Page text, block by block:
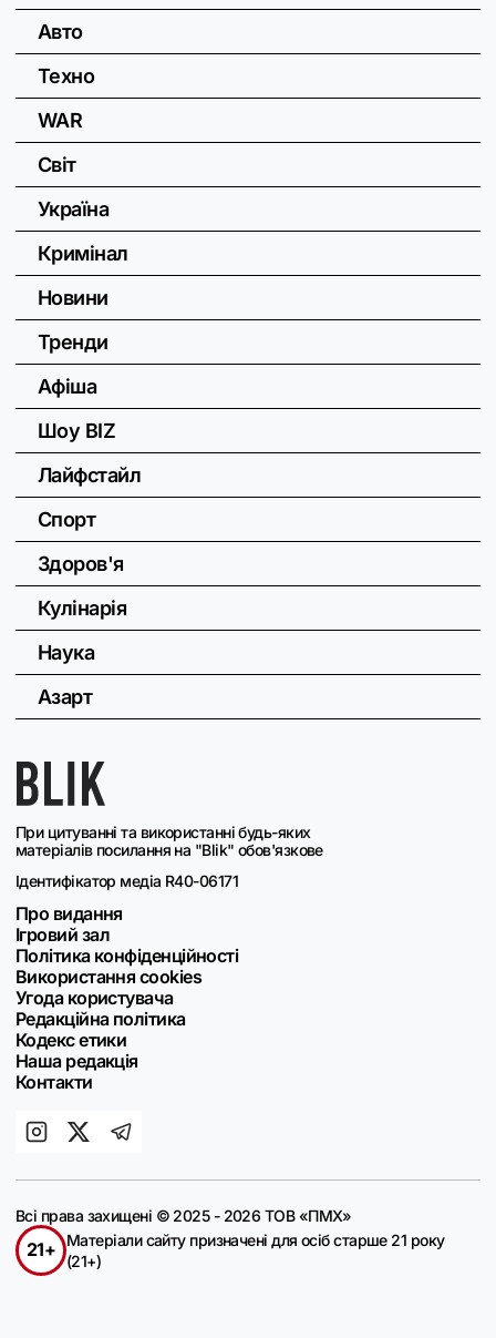
При цитуванні та використанні будь-яких
матеріалів посилання на "Blik" обов'язкове
Ідентифікатор медіа R40-06171
Про видання
Ігровий зал
Політика конфіденційності
Використання cookies
Угода користувача
Редакційна політика
Кодекс етики
Наша редакція
Контакти
Авто
Техно
WAR
Світ
Україна
Кримінал
Новини
Тренди
Афіша
Шоу BIZ
Лайфстайл
Спорт
Здоров'я
Кулінарія
Наука
Азарт
Всі права захищені © 2025 - 2026 ТОВ «ПМХ»
21+
Матеріали сайту призначені для осіб старше 21 року
(21+)